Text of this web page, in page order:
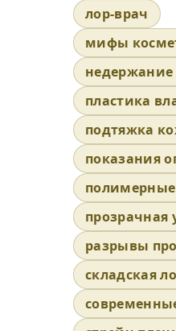
лор-врач
мифы
пластика
подтяжка
показания
прозрачная
разрывы
складская